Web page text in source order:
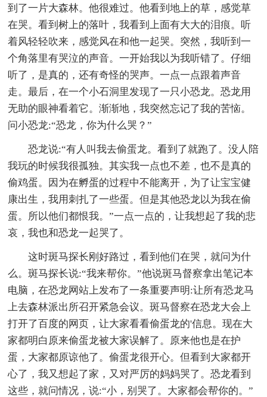
到了一片大森林。他很难过。他看到地上的草，感觉草
在哭。看到树上的落叶，我看到上面有大大的泪痕。听
着风轻轻吹来，感觉风在和他一起哭。突然，我听到一
个角落里有哭泣的声音。一开始我以为我听错了。仔细
听了，是真的，还有奇怪的哭声。一点一点跟着声音
走。最后，在一个小石洞里发现了一只小恐龙。恐龙用
无助的眼神看着它。渐渐地，我突然忘记了我的苦恼。
问小恐龙:“恐龙，你为什么哭？”
恐龙说:“有人叫我去偷蛋龙。看到了就跑了。没人陪
我玩的时候我很孤独。其实我一点也不差，也不是真的
偷鸡蛋。因为在孵蛋的过程中不能离开，为了让宝宝健
康出生，我用刺扎了一些蛋。但是其他恐龙以为我在偷
蛋。所以他们都恨我。”一点一点的，让我想起了我的悲
哀，我也和恐龙一起哭了。
这时斑马探长刚好路过，看到他们在哭，就问为什
么。斑马探长说:“我来帮你。”他说斑马督察拿出笔记本
电脑，在恐龙网站上发布了一条重要声明:让所有恐龙马
上去森林派出所召开紧急会议。斑马督察在恐龙大会上
打开了百度的网页，让大家看看偷蛋龙的'信息。现在大
家都明白原来偷蛋龙被大家误解了。原来他也是在护
蛋，大家都原谅他了。偷蛋龙很开心。但看到大家都开
心了，我又想起了家，又对严厉的妈妈哭了。恐龙看到
这些，就问情况，说:“小，别哭了。大家都会帮你的。”